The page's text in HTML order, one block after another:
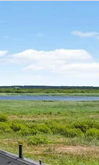
Feriehuse